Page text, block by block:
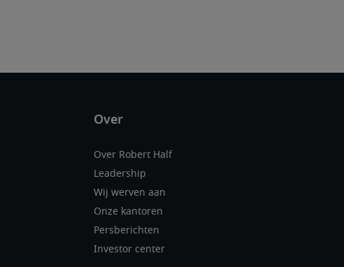
Over Robert Half
Leadership
Wij werven aan
Onze kantoren
Persberichten
Investor center